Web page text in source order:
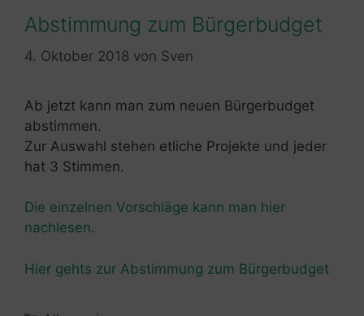
Abstimmung zum Bürgerbudget
4. Oktober 2018 von Sven
Ab jetzt kann man zum neuen Bürgerbudget
abstimmen.
Zur Auswahl stehen etliche Projekte und jeder
hat 3 Stimmen.
Die einzelnen Vorschläge kann man hier
nachlesen.
Hier gehts zur Abstimmung zum Bürgerbudget